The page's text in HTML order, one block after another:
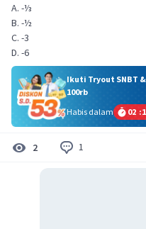
A. -⅓
B. -½
C. -3
D. -6
Ikuti Tryout SNBT
100rb
Habis dalam
02 :
2 1